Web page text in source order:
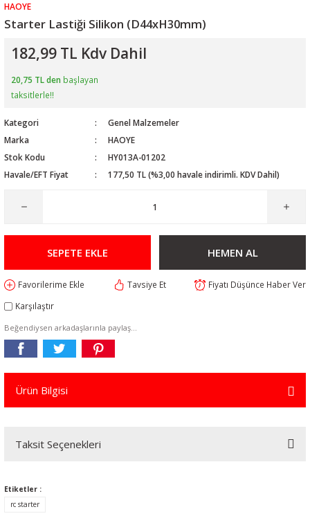
HAOYE
Starter Lastiği Silikon (D44xH30mm)
182,99 TL Kdv Dahil
20,75 TL den başlayan
taksitlerle!!
Kategori
Genel Malzemeler
Marka
HAOYE
Stok Kodu
HY013A-01202
Havale/EFT Fiyat
177,50 TL (%3,00 havale indirimli. KDV Dahil)
SEPETE EKLE HEMEN AL
Tavsiye Et
Fiyatı Düşünce Haber Ver
Karşılaştır
Beğendiysen arkadaşlarınla paylaş...
Ürün Bilgisi
Taksit Seçenekleri
Etiketler :
rc starter